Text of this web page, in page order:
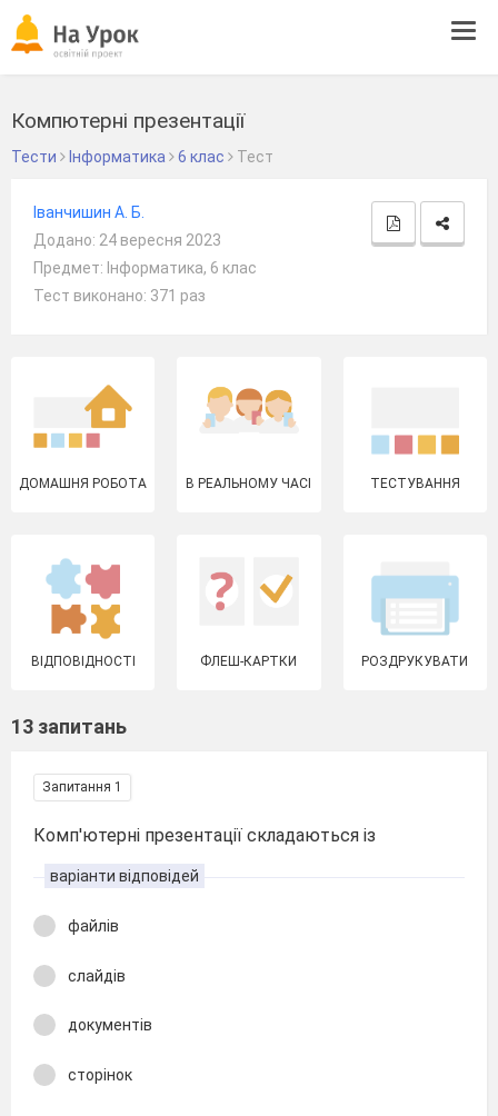
Компютерні презентації
Тести Інформатика 6 клас Тест
Іванчишин А. Б.
Додано: 24 вересня 2023
Предмет: Інформатика, 6 клас
Тест виконано: 371 раз
ДОМАШНЯ РОБОТА В РЕАЛЬНОМУ ЧАСІ ТЕСТУВАННЯ
ВІДПОВІДНОСТІ ФЛЕШ-КАРТКИ РОЗДРУКУВАТИ
13 запитань
Запитання 1
Комп'ютерні презентації складаються із
варіанти відповідей
файлів
слайдів
документів
сторінок